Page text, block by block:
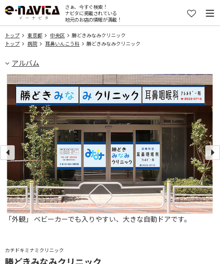
さぁ、今すぐ検索！
ナビタに掲載されている
地元のお店の情報が満載！
トップ 東京都 中央区
勝どきみなみクリニック
トップ
病院 耳鼻いんこう科 勝どきみなみクリニック
アルバム
カチドキミナミクリニック
「外観」 ベビーカーでも入りやすい、大きな自動ドアです。